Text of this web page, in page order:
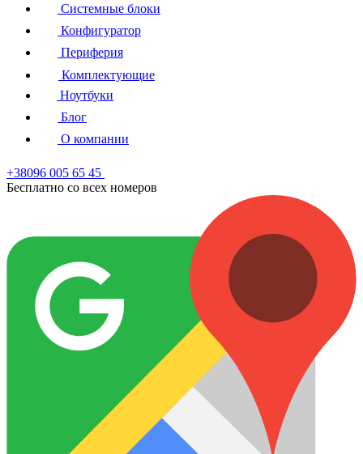
Системные блоки
Конфигуратор
Периферия
Комплектующие
Ноутбуки
Блог
О компании
+38096 005 65 45
Бесплатно со всех номеров